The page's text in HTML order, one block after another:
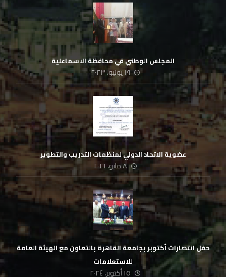
المجلس الوطني في محافظة الاسماعلية
١٩ يونيو، ٢٠٢٣
عضوية الاتحاد الدولي لمنظمات التدريب والتطوير
٨ مايو، ٢٠٢١
حفل انتصارات أكتوبر بجامعة القاهرة بالتعاون مع الهيئة العامة
للاستعلامات
١٥ أكتوبر، ٢٠٢٤